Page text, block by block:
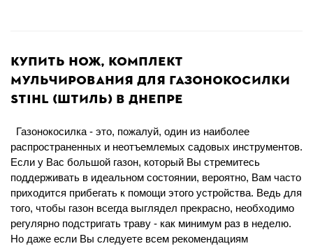
Купить нож, комплект
мульчирования для газонокосилки
STIHL (ШТИЛЬ) в Днепре
Газонокосилка - это, пожалуй, один из наиболее
распространенных и неотъемлемых садовых инструментов.
Если у Вас большой газон, который Вы стремитесь
поддерживать в идеальном состоянии, вероятно, Вам часто
приходится прибегать к помощи этого устройства. Ведь для
того, чтобы газон всегда выглядел прекрасно, необходимо
регулярно подстригать траву - как минимум раз в неделю.
Но даже если Вы следуете всем рекомендациям